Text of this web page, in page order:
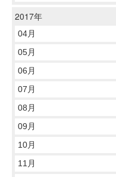
2017年
04月
05月
06月
07月
08月
09月
10月
11月